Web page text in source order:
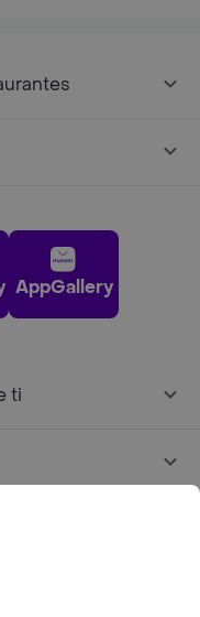
AppGallery
ti